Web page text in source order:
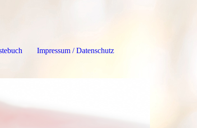
Impressum / Datenschutz